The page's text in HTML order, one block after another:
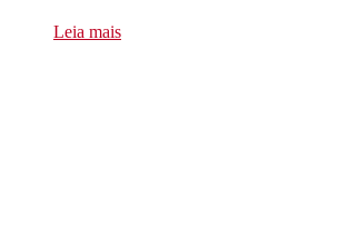
Leia mais